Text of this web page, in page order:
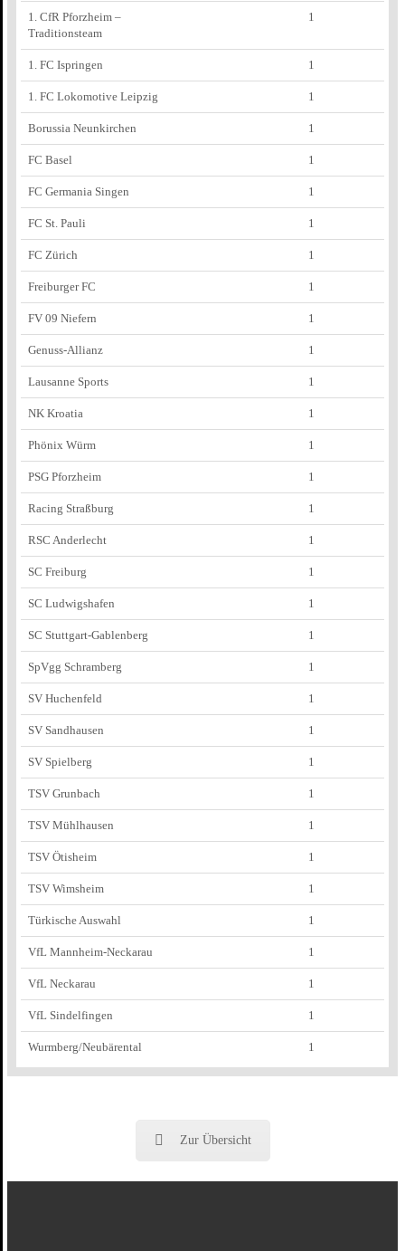
1. CfR Pforzheim –
Traditionsteam
1
1. FC Ispringen 1
1. FC Lokomotive Leipzig 1
Borussia Neunkirchen 1
FC Basel 1
FC Germania Singen 1
FC St. Pauli 1
FC Zürich 1
Freiburger FC 1
FV 09 Niefern 1
Genuss-Allianz 1
Lausanne Sports 1
NK Kroatia 1
Phönix Würm 1
PSG Pforzheim 1
Racing Straßburg 1
RSC Anderlecht 1
SC Freiburg 1
SC Ludwigshafen 1
SC Stuttgart-Gablenberg 1
SpVgg Schramberg 1
SV Huchenfeld 1
SV Sandhausen 1
SV Spielberg 1
TSV Grunbach 1
TSV Mühlhausen 1
TSV Ötisheim 1
TSV Wimsheim 1
Türkische Auswahl 1
VfL Mannheim-Neckarau 1
VfL Neckarau 1
VfL Sindelfingen 1
Wurmberg/Neubärental 1
Zur Übersicht